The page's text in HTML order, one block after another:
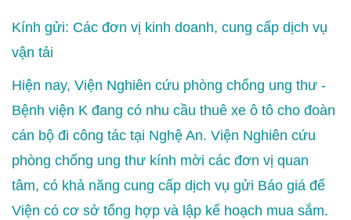
Kính gửi: Các đơn vị kinh doanh, cung cấp dịch vụ
vận tải
Hiện nay, Viện Nghiên cứu phòng chống ung thư -
Bệnh viện K đang có nhu cầu thuê xe ô tô cho đoàn
cán bộ đi công tác tại Nghệ An. Viện Nghiên cứu
phòng chống ung thư kính mời các đơn vị quan
tâm, có khả năng cung cấp dịch vụ gửi Báo giá để
Viện có cơ sở tổng hợp và lập kế hoạch mua sắm.